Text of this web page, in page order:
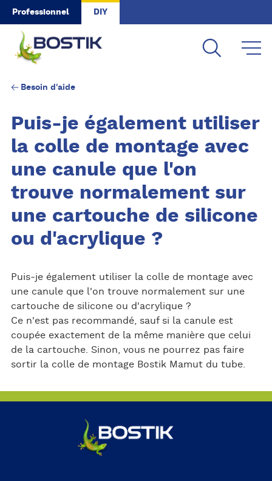
Skip to main content
Professionnel DIY
Besoin d'aide
Puis-je également utiliser
la colle de montage avec
une canule que l'on
trouve normalement sur
une cartouche de silicone
ou d'acrylique ?
Puis-je également utiliser la colle de montage avec
une canule que l'on trouve normalement sur une
cartouche de silicone ou d'acrylique ?
Ce n'est pas recommandé, sauf si la canule est
coupée exactement de la même manière que celui
de la cartouche. Sinon, vous ne pourrez pas faire
sortir la colle de montage Bostik Mamut du tube.